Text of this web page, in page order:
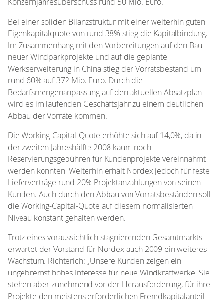
Bei einer soliden Bilanzstruktur mit einer weiterhin guten
Eigenkapitalquote von rund 38% stieg die Kapitalbindung.
Im Zusammenhang mit den Vorbereitungen auf den Bau
neuer Windparkprojekte und auf die geplante
Werkserweiterung in China stieg der Vorratsbestand um
rund 60% auf 372 Mio. Euro. Durch die
Bedarfsmengenanpassung auf den aktuellen Absatzplan
wird es im laufenden Geschäftsjahr zu einem deutlichen
Abbau der Vorräte kommen.
Die Working-Capital-Quote erhöhte sich auf 14,0%, da in
der zweiten Jahreshälfte 2008 kaum noch
Reservierungsgebühren für Kundenprojekte vereinnahmt
werden konnten. Weiterhin erhält Nordex jedoch für feste
Lieferverträge rund 20% Projektanzahlungen von seinen
Kunden. Auch durch den Abbau von Vorratsbeständen soll
die Working-Capital-Quote auf diesem normalisierten
Niveau konstant gehalten werden.
Trotz eines voraussichtlich stagnierenden Gesamtmarkts
erwartet der Vorstand für Nordex auch 2009 ein weiteres
Wachstum. Richterich: „Unsere Kunden zeigen ein
ungebremst hohes Interesse für neue Windkraftwerke. Sie
stehen aber zunehmend vor der Herausforderung, für ihre
Projekte den meistens erforderlichen Fremdkapitalanteil